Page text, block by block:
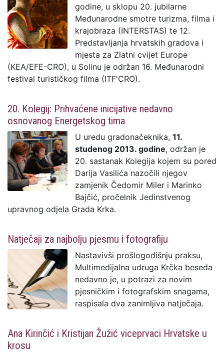
godine, u sklopu 20. jubilarne
Međunarodne smotre turizma, filma i
krajobraza (INTERSTAS) te 12.
Predstavljanja hrvatskih gradova i
mjesta za Zlatni cvijet Europe
(KEA/EFE-CRO), u Solinu je održan 16. Međunarodni
festival turističkog filma (ITF'CRO).
20. Kolegij: Prihvaćene inicijative nedavno
osnovanog Energetskog tima
U uredu gradonačeknika, 11.
studenog 2013. godine, održan je
20. sastanak Kolegija kojem su pored
Darija Vasilića nazočili njegov
zamjenik Čedomir Miler i Marinko
Bajčić, pročelnik Jedinstvenog
upravnog odjela Grada Krka.
Natječaji za najbolju pjesmu i fotografiju
Nastavivši prošlogodišnju praksu,
Multimedijalna udruga Krčka beseda
nedavno je, u potrazi za novim
pjesničkim i fotografskim snagama,
raspisala dva zanimljiva natječaja.
Ana Kirinčić i Kristijan Žužić viceprvaci Hrvatske u
krosu